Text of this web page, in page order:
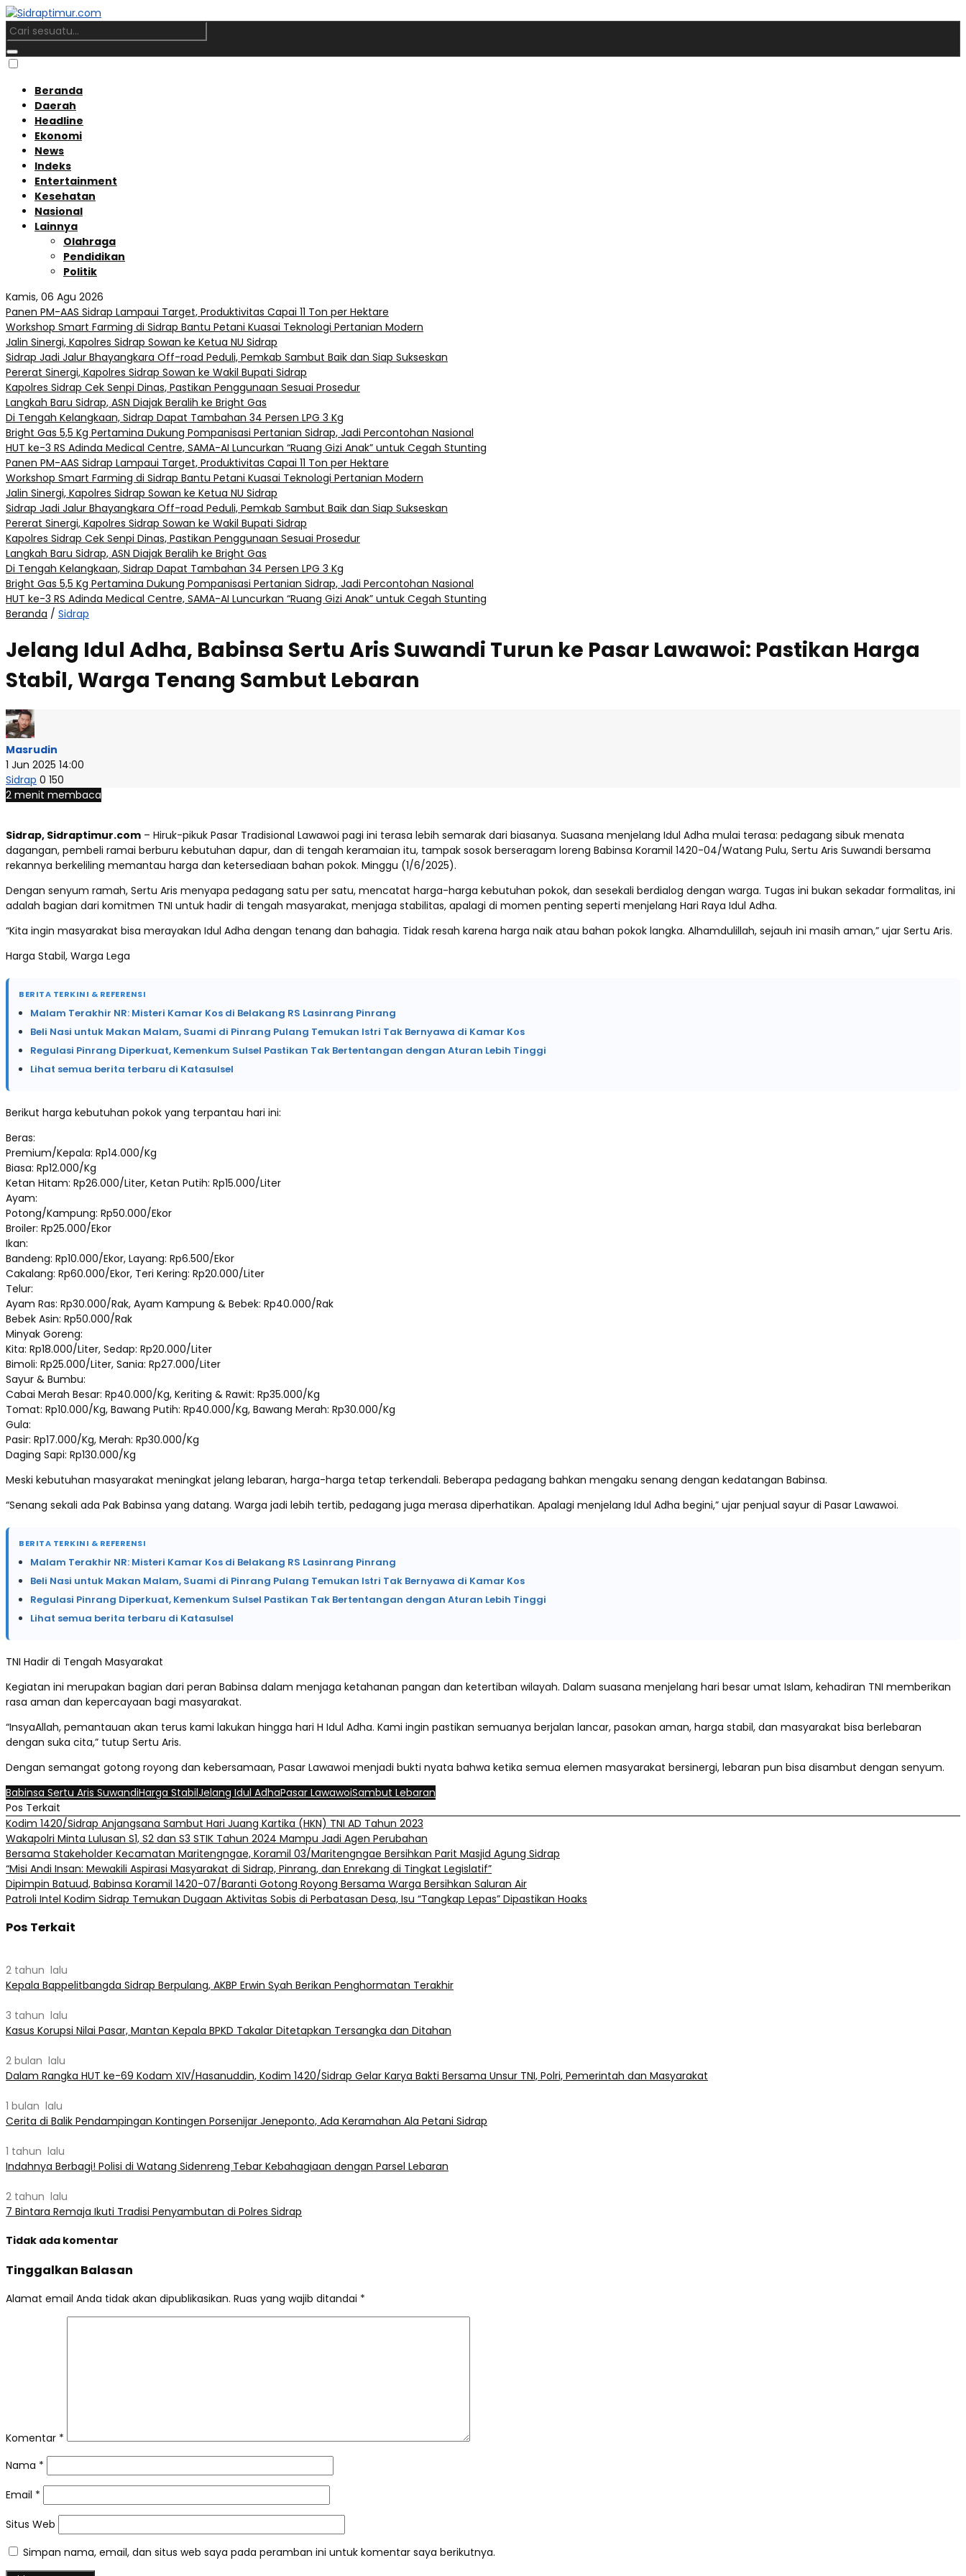
Beranda
Daerah
Headline
Ekonomi
News
Indeks
Entertainment
Kesehatan
Nasional
Lainnya
Olahraga
Pendidikan
Politik
Kamis, 06 Agu 2026
Panen PM-AAS Sidrap Lampaui Target, Produktivitas Capai 11 Ton per Hektare
Workshop Smart Farming di Sidrap Bantu Petani Kuasai Teknologi Pertanian Modern
Jalin Sinergi, Kapolres Sidrap Sowan ke Ketua NU Sidrap
Sidrap Jadi Jalur Bhayangkara Off-road Peduli, Pemkab Sambut Baik dan Siap Sukseskan
Pererat Sinergi, Kapolres Sidrap Sowan ke Wakil Bupati Sidrap
Kapolres Sidrap Cek Senpi Dinas, Pastikan Penggunaan Sesuai Prosedur
Langkah Baru Sidrap, ASN Diajak Beralih ke Bright Gas
Di Tengah Kelangkaan, Sidrap Dapat Tambahan 34 Persen LPG 3 Kg
Bright Gas 5,5 Kg Pertamina Dukung Pompanisasi Pertanian Sidrap, Jadi Percontohan Nasional
HUT ke-3 RS Adinda Medical Centre, SAMA-AI Luncurkan “Ruang Gizi Anak” untuk Cegah Stunting
Panen PM-AAS Sidrap Lampaui Target, Produktivitas Capai 11 Ton per Hektare
Workshop Smart Farming di Sidrap Bantu Petani Kuasai Teknologi Pertanian Modern
Jalin Sinergi, Kapolres Sidrap Sowan ke Ketua NU Sidrap
Sidrap Jadi Jalur Bhayangkara Off-road Peduli, Pemkab Sambut Baik dan Siap Sukseskan
Pererat Sinergi, Kapolres Sidrap Sowan ke Wakil Bupati Sidrap
Kapolres Sidrap Cek Senpi Dinas, Pastikan Penggunaan Sesuai Prosedur
Langkah Baru Sidrap, ASN Diajak Beralih ke Bright Gas
Di Tengah Kelangkaan, Sidrap Dapat Tambahan 34 Persen LPG 3 Kg
Bright Gas 5,5 Kg Pertamina Dukung Pompanisasi Pertanian Sidrap, Jadi Percontohan Nasional
HUT ke-3 RS Adinda Medical Centre, SAMA-AI Luncurkan “Ruang Gizi Anak” untuk Cegah Stunting
Beranda / Sidrap
Jelang Idul Adha, Babinsa Sertu Aris Suwandi Turun ke Pasar Lawawoi: Pastikan Harga
Stabil, Warga Tenang Sambut Lebaran
Masrudin
1 Jun 2025 14:00
Sidrap 0 150
2 menit membaca
Sidrap, Sidraptimur.com – Hiruk-pikuk Pasar Tradisional Lawawoi pagi ini terasa lebih semarak dari biasanya. Suasana menjelang Idul Adha mulai terasa: pedagang sibuk menata
dagangan, pembeli ramai berburu kebutuhan dapur, dan di tengah keramaian itu, tampak sosok berseragam loreng Babinsa Koramil 1420-04/Watang Pulu, Sertu Aris Suwandi bersama
rekannya berkeliling memantau harga dan ketersediaan bahan pokok. Minggu (1/6/2025).
Dengan senyum ramah, Sertu Aris menyapa pedagang satu per satu, mencatat harga-harga kebutuhan pokok, dan sesekali berdialog dengan warga. Tugas ini bukan sekadar formalitas, ini
adalah bagian dari komitmen TNI untuk hadir di tengah masyarakat, menjaga stabilitas, apalagi di momen penting seperti menjelang Hari Raya Idul Adha.
“Kita ingin masyarakat bisa merayakan Idul Adha dengan tenang dan bahagia. Tidak resah karena harga naik atau bahan pokok langka. Alhamdulillah, sejauh ini masih aman,” ujar Sertu Aris.
Harga Stabil, Warga Lega
BERITA TERKINI & REFERENSI
Malam Terakhir NR: Misteri Kamar Kos di Belakang RS Lasinrang Pinrang
Beli Nasi untuk Makan Malam, Suami di Pinrang Pulang Temukan Istri Tak Bernyawa di Kamar Kos
Regulasi Pinrang Diperkuat, Kemenkum Sulsel Pastikan Tak Bertentangan dengan Aturan Lebih Tinggi
Lihat semua berita terbaru di Katasulsel
Berikut harga kebutuhan pokok yang terpantau hari ini:
Beras:
Premium/Kepala: Rp14.000/Kg
Biasa: Rp12.000/Kg
Ketan Hitam: Rp26.000/Liter, Ketan Putih: Rp15.000/Liter
Ayam:
Potong/Kampung: Rp50.000/Ekor
Broiler: Rp25.000/Ekor
Ikan:
Bandeng: Rp10.000/Ekor, Layang: Rp6.500/Ekor
Cakalang: Rp60.000/Ekor, Teri Kering: Rp20.000/Liter
Telur:
Ayam Ras: Rp30.000/Rak, Ayam Kampung & Bebek: Rp40.000/Rak
Bebek Asin: Rp50.000/Rak
Minyak Goreng:
Kita: Rp18.000/Liter, Sedap: Rp20.000/Liter
Bimoli: Rp25.000/Liter, Sania: Rp27.000/Liter
Sayur & Bumbu:
Cabai Merah Besar: Rp40.000/Kg, Keriting & Rawit: Rp35.000/Kg
Tomat: Rp10.000/Kg, Bawang Putih: Rp40.000/Kg, Bawang Merah: Rp30.000/Kg
Gula:
Pasir: Rp17.000/Kg, Merah: Rp30.000/Kg
Daging Sapi: Rp130.000/Kg
Meski kebutuhan masyarakat meningkat jelang lebaran, harga-harga tetap terkendali. Beberapa pedagang bahkan mengaku senang dengan kedatangan Babinsa.
“Senang sekali ada Pak Babinsa yang datang. Warga jadi lebih tertib, pedagang juga merasa diperhatikan. Apalagi menjelang Idul Adha begini,” ujar penjual sayur di Pasar Lawawoi.
BERITA TERKINI & REFERENSI
Malam Terakhir NR: Misteri Kamar Kos di Belakang RS Lasinrang Pinrang
Beli Nasi untuk Makan Malam, Suami di Pinrang Pulang Temukan Istri Tak Bernyawa di Kamar Kos
Regulasi Pinrang Diperkuat, Kemenkum Sulsel Pastikan Tak Bertentangan dengan Aturan Lebih Tinggi
Lihat semua berita terbaru di Katasulsel
TNI Hadir di Tengah Masyarakat
Kegiatan ini merupakan bagian dari peran Babinsa dalam menjaga ketahanan pangan dan ketertiban wilayah. Dalam suasana menjelang hari besar umat Islam, kehadiran TNI memberikan
rasa aman dan kepercayaan bagi masyarakat.
“InsyaAllah, pemantauan akan terus kami lakukan hingga hari H Idul Adha. Kami ingin pastikan semuanya berjalan lancar, pasokan aman, harga stabil, dan masyarakat bisa berlebaran
dengan suka cita,” tutup Sertu Aris.
Dengan semangat gotong royong dan kebersamaan, Pasar Lawawoi menjadi bukti nyata bahwa ketika semua elemen masyarakat bersinergi, lebaran pun bisa disambut dengan senyum.
Babinsa Sertu Aris SuwandiHarga StabilJelang Idul AdhaPasar LawawoiSambut Lebaran
Pos Terkait
Kodim 1420/Sidrap Anjangsana Sambut Hari Juang Kartika (HKN) TNI AD Tahun 2023
Wakapolri Minta Lulusan S1, S2 dan S3 STIK Tahun 2024 Mampu Jadi Agen Perubahan
Bersama Stakeholder Kecamatan Maritengngae, Koramil 03/Maritengngae Bersihkan Parit Masjid Agung Sidrap
“Misi Andi Insan: Mewakili Aspirasi Masyarakat di Sidrap, Pinrang, dan Enrekang di Tingkat Legislatif”
Dipimpin Batuud, Babinsa Koramil 1420-07/Baranti Gotong Royong Bersama Warga Bersihkan Saluran Air
Patroli Intel Kodim Sidrap Temukan Dugaan Aktivitas Sobis di Perbatasan Desa, Isu “Tangkap Lepas” Dipastikan Hoaks
Pos Terkait
2 tahun lalu
Kepala Bappelitbangda Sidrap Berpulang, AKBP Erwin Syah Berikan Penghormatan Terakhir
3 tahun lalu
Kasus Korupsi Nilai Pasar, Mantan Kepala BPKD Takalar Ditetapkan Tersangka dan Ditahan
2 bulan lalu
Dalam Rangka HUT ke-69 Kodam XIV/Hasanuddin, Kodim 1420/Sidrap Gelar Karya Bakti Bersama Unsur TNI, Polri, Pemerintah dan Masyarakat
1 bulan lalu
Cerita di Balik Pendampingan Kontingen Porsenijar Jeneponto, Ada Keramahan Ala Petani Sidrap
1 tahun lalu
Indahnya Berbagi! Polisi di Watang Sidenreng Tebar Kebahagiaan dengan Parsel Lebaran
2 tahun lalu
7 Bintara Remaja Ikuti Tradisi Penyambutan di Polres Sidrap
Tidak ada komentar
Tinggalkan Balasan
Alamat email Anda tidak akan dipublikasikan. Ruas yang wajib ditandai *
Komentar *
Nama *
Email *
Situs Web
Simpan nama, email, dan situs web saya pada peramban ini untuk komentar saya berikutnya.